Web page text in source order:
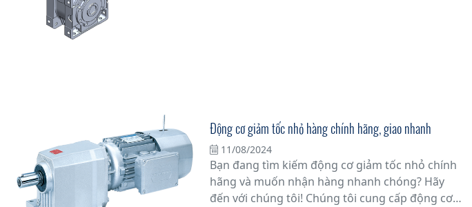
Động cơ giảm tốc nhỏ hàng chính hãng, giao nhanh
11/08/2024
Bạn đang tìm kiếm động cơ giảm tốc nhỏ chính
hãng và muốn nhận hàng nhanh chóng? Hãy
đến với chúng tôi! Chúng tôi cung cấp động cơ